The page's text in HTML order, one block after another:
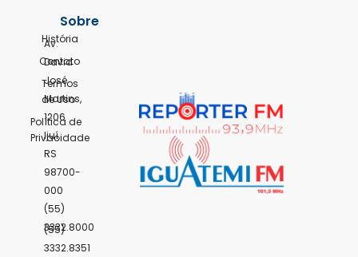
Av.
David
José
Martins,
1206
Ijuí,
RS
98700-
000
(55)
3332.8000
(55)
3332.8351
Sobre
História
Contato
Termos
de Uso
Política de
Privacidade